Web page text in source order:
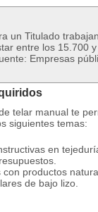
un Titulado
entre los 15.700
Empresas
telar manual te
siguientes temas:
en
productos
de bajo lizo.